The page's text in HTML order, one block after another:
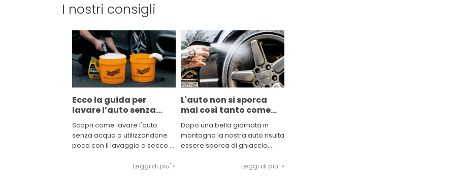
I nostri consigli
Ecco la guida per
lavare l’auto senza
sprecare acqua!
Scopri come lavare l'auto
senza acqua o utilizzandone
poca con il lavaggio a secco o
Leggi di piu' »
L'auto non si sporca
mai così tanto come
quando vai in
montagna
Dopo una bella giornata in
montagna la nostra auto risulta
essere sporca di ghiaccio,
problemi per la carrozzeria
Leggi di piu' »